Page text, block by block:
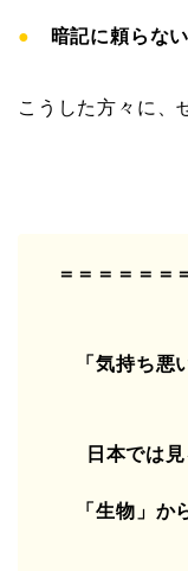
● 暗記に頼らな
こうした方々に、
＝＝＝＝＝＝
「気持ち悪
日本では見
「生物」か